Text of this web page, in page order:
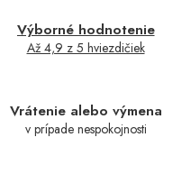
Výborné hodnotenie
Až 4,9 z 5 hviezdičiek
Vrátenie alebo výmena
v prípade nespokojnosti